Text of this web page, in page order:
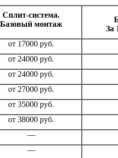
Сплит-система.
Базовый монтаж
За
от 17000 руб.
от 24000 руб.
от 24000 руб.
от 27000 руб.
от 35000 руб.
от 38000 руб.
—
—